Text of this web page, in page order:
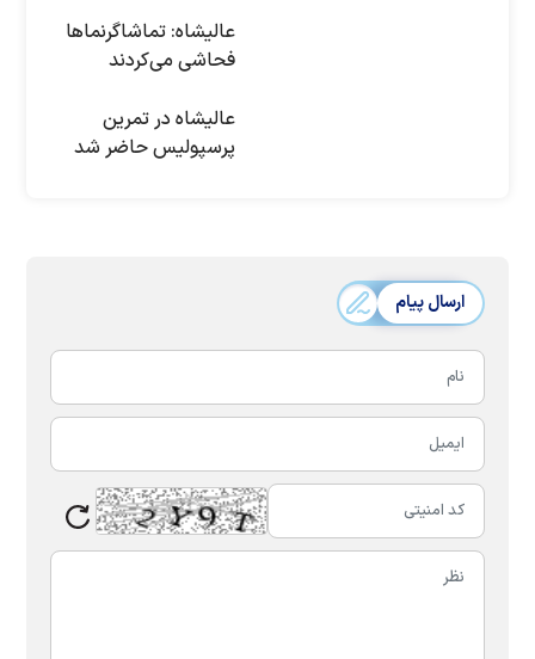
عالیشاه: تماشاگرنماها
فحاشی می‌کردند
عالیشاه در تمرین
پرسپولیس حاضر شد
ارسال پیام